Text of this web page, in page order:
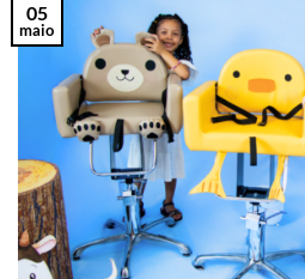
05
maio